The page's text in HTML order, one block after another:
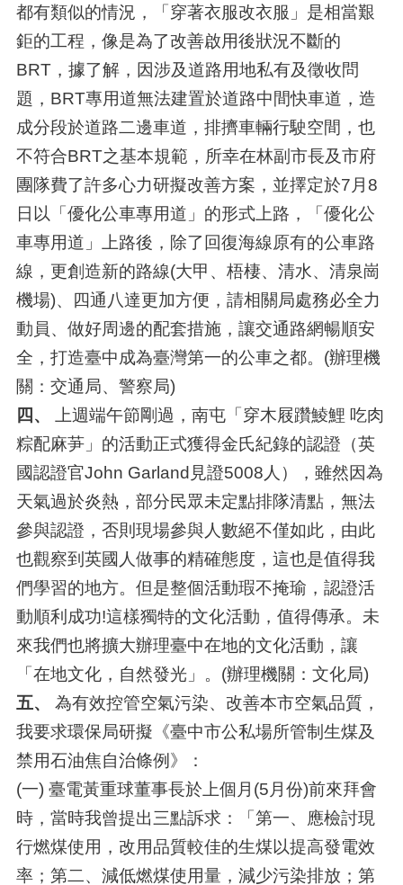
都有類似的情況，「穿著衣服改衣服」是相當艱
鉅的工程，像是為了改善啟用後狀況不斷的
BRT，據了解，因涉及道路用地私有及徵收問
題，BRT專用道無法建置於道路中間快車道，造
成分段於道路二邊車道，排擠車輛行駛空間，也
不符合BRT之基本規範，所幸在林副市長及市府
團隊費了許多心力研擬改善方案，並擇定於7月8
日以「優化公車專用道」的形式上路，「優化公
車專用道」上路後，除了回復海線原有的公車路
線，更創造新的路線(大甲、梧棲、清水、清泉崗
機場)、四通八達更加方便，請相關局處務必全力
動員、做好周邊的配套措施，讓交通路網暢順安
全，打造臺中成為臺灣第一的公車之都。(辦理機
關：交通局、警察局)
四、
上週端午節剛過，南屯「穿木屐躦鯪鯉 吃肉
粽配麻芛」的活動正式獲得金氏紀錄的認證（英
國認證官John Garland見證5008人），雖然因為
天氣過於炎熱，部分民眾未定點排隊清點，無法
參與認證，否則現場參與人數絕不僅如此，由此
也觀察到英國人做事的精確態度，這也是值得我
們學習的地方。但是整個活動瑕不掩瑜，認證活
動順利成功!這樣獨特的文化活動，值得傳承。未
來我們也將擴大辦理臺中在地的文化活動，讓
「在地文化，自然發光」。(辦理機關：文化局)
五、
為有效控管空氣污染、改善本市空氣品質，
我要求環保局研擬《臺中市公私場所管制生煤及
禁用石油焦自治條例》：
(一) 臺電黃重球董事長於上個月(5月份)前來拜會
時，當時我曾提出三點訴求：「第一、應檢討現
行燃煤使用，改用品質較佳的生煤以提高發電效
率；第二、減低燃煤使用量，減少污染排放；第